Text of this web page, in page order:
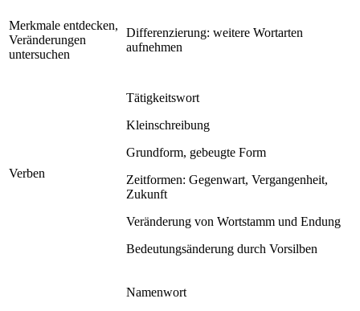
Merkmale entdecken,
Veränderungen
untersuchen
Differenzierung: weitere Wortarten
aufnehmen
Verben
Tätigkeitswort
Kleinschreibung
Grundform, gebeugte Form
Zeitformen: Gegenwart, Vergangenheit,
Zukunft
Veränderung von Wortstamm und Endung
Bedeutungsänderung durch Vorsilben
Namenwort